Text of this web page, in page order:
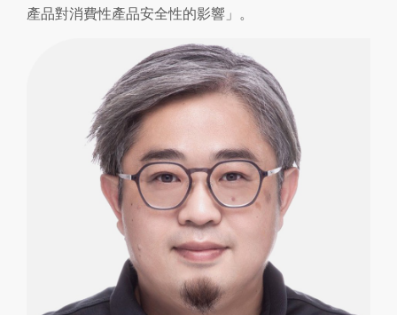
產品對消費性產品安全性的影響」。